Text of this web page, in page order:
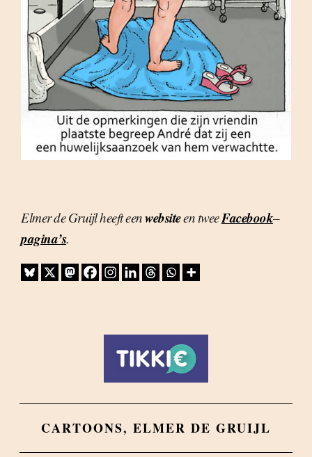
Elmer de Gruijl heeft eenwebsiteen tweeFacebook–
pagina’s.
CARTOONS, ELMER DE GRUIJL